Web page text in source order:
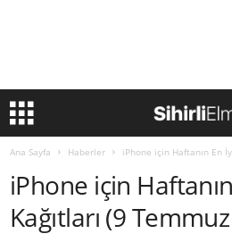
Ana Sayfa Haberler iPhone için Haftanın En
iPhone için
Kağıtları (9